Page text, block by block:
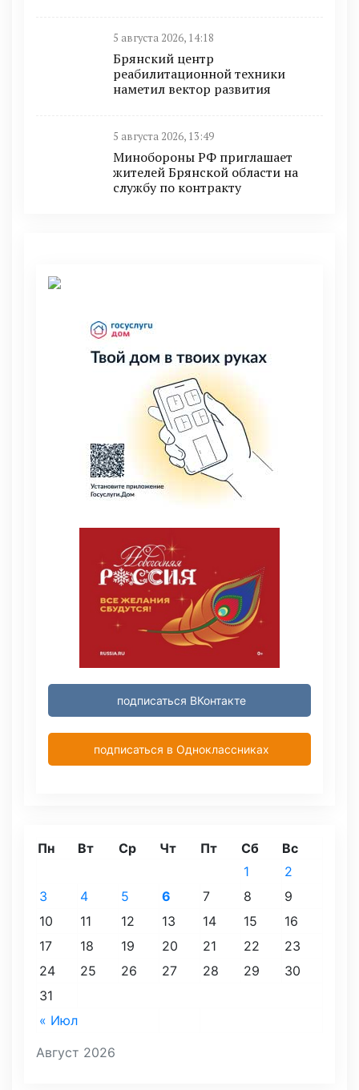
5 августа 2026, 14:18
Брянский центр
реабилитационной техники
наметил вектор развития
5 августа 2026, 13:49
Минобoроны РФ приглaшaет
житeлeй Брянской области на
службу по контракту
подписаться ВКонтакте
подписаться в Одноклассниках
Август 2026
Пн Вт Ср Чт Пт Сб Вс
« Июл
1
2
3
4 5 6 7 8
9
10
11 12 13 14 15
16
17
18 19 20 21 22
23
24
25 26 27 28 29
30
31